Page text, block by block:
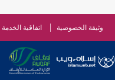
وثيقة الخصوصية اتفاقية الخدمة